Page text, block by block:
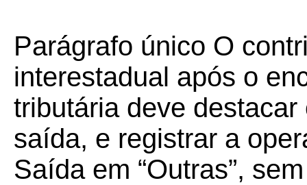
Parágrafo único O
interestadual após o
tributária deve
saída, e registrar a
Saída em “Outras”,